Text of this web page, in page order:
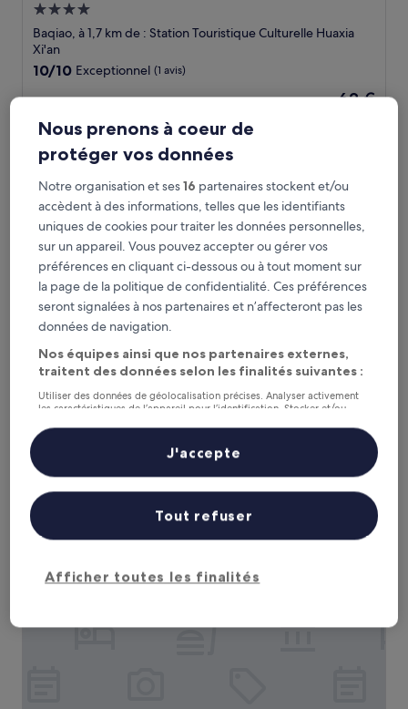
Hébergement
4.0 étoiles
Baqiao, à 1,7 km de : Station Touristique Culturelle Huaxia
Xi'an
10.0
10,
(1 avis)
10/10 Exceptionnel (1 avis)
Le
63 €
Holiday Inn Xi an Chanba by IHG
Hébergement
3.0 étoiles
Baqiao, à 2,4 km de : Station Touristique Culturelle Huaxia
8.8
10,
(3 avis)
8,8/10
Le
nouveau
est
48 €
16 août - 17 août
Holiday Inn Xi an Chanba by IHG
Dhawa Xi'an Chanba
Nous prenons à coeur de
protéger vos données
Notre organisation et ses16 partenaires stockent et/ou
accèdent à des informations, telles que les identifiants
uniques de cookies pour traiter les données personnelles,
sur un appareil. Vous pouvez accepter ou gérer vos
préférences en cliquant ci-dessous ou à tout moment sur
la page de la politique de confidentialité. Ces préférences
seront signalées à nos partenaires et n’affecteront pas les
données de navigation.
Nos équipes ainsi que nos partenaires externes,
traitent des données selon les finalités suivantes :
Utiliser des données de géolocalisation précises. Analyser activement
les caractéristiques de l’appareil pour l’identification. Stocker et/ou
personnalisés, mesure de performance des publicités et du contenu,
études d’audience et développement de services.
Liste de nos partenaires (fournisseurs)
Afficher toutes les finalités
Tout refuser
J'accepte